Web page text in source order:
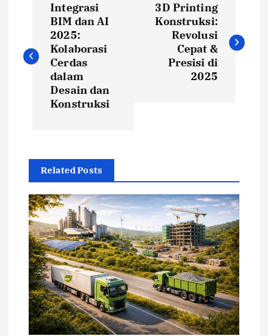
s
g
a
t
Integrasi
BIM dan AI
2025:
Kolaborasi
Cerdas
dalam
Desain dan
Konstruksi
3D Printing
Konstruksi:
Revolusi
Cepat &
Presisi di
2025
Related Posts